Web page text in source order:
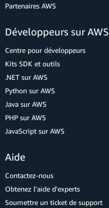
Partenaires AWS
Développeurs sur AWS
Centre pour développeurs
Kits SDK et outils
.NET sur AWS
Python sur AWS
Java sur AWS
PHP sur AWS
JavaScript sur AWS
Aide
Contactez-nous
Obtenez l'aide d'experts
Soumettre un ticket de support